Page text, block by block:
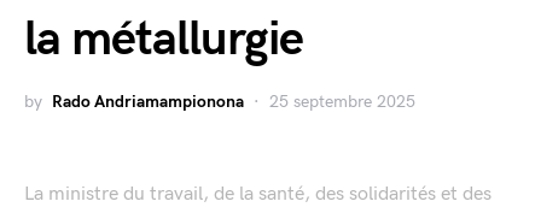
la métallurgie
by Rado Andriamampionona 25 septembre 2025
La ministre du travail, de la santé, des solidarités et des